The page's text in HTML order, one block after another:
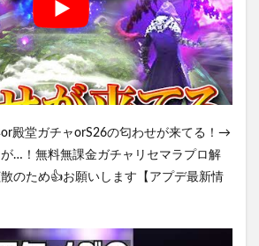
or殿堂ガチャorS26の匂わせが来てる！→
…！無料無課金ガチャリセマラプロ解
のため👍お願いします【アプデ最新情